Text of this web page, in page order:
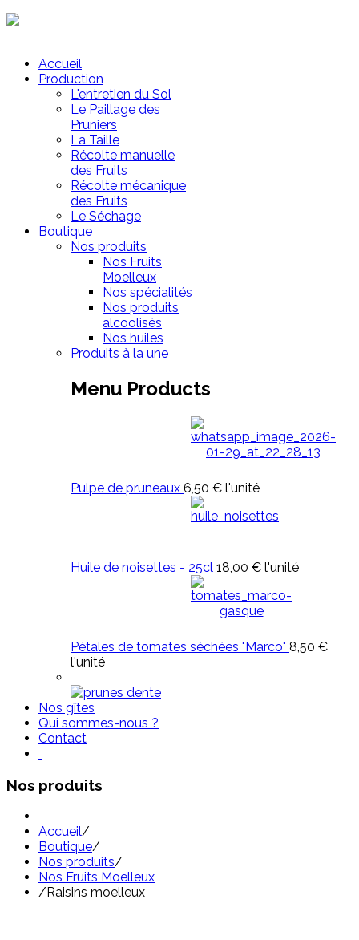
Accueil
Production
L'entretien du Sol
Le Paillage des
Pruniers
La Taille
Récolte manuelle
des Fruits
Récolte mécanique
des Fruits
Le Séchage
Boutique
Nos produits
Nos Fruits
Moelleux
Nos spécialités
Nos produits
alcoolisés
Nos huiles
Produits à la une
Menu Products
Pulpe de pruneaux 6,50 € l'unité
Huile de noisettes - 25cl 18,00 € l'unité
Pétales de tomates séchées "Marco" 8,50 €
l'unité
Nos gîtes
Qui sommes-nous ?
Contact
Nos produits
Accueil/
Boutique/
Nos produits/
Nos Fruits Moelleux
/ Raisins moelleux